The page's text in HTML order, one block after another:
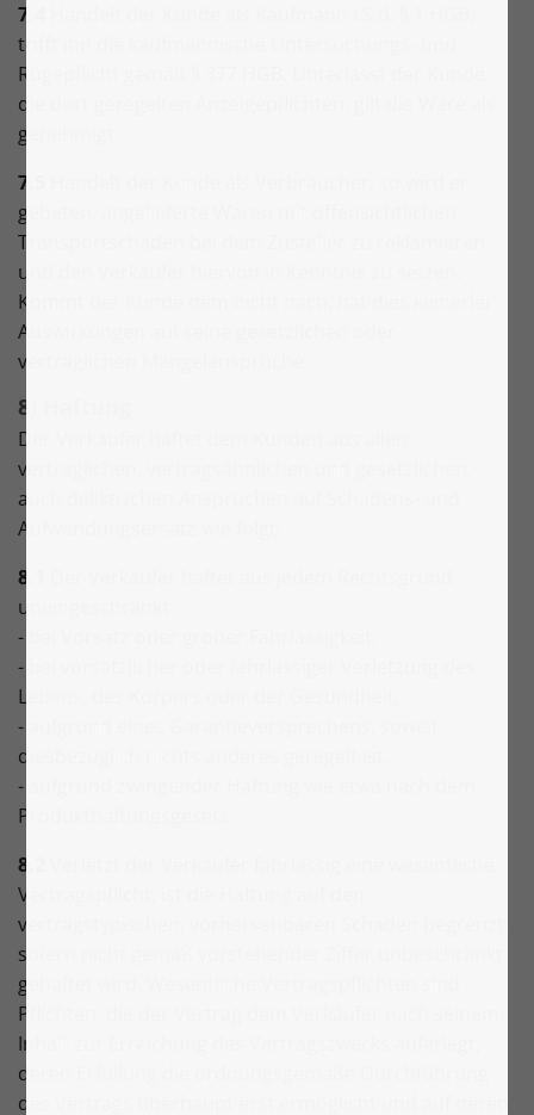
7.4
trifft ihn die kaufmännische Untersuchungs- und
Rügepflicht gemäß § 377 HGB. Unterlässt der Kunde
die dort geregelten Anzeigepflichten, gilt die Ware als
genehmigt.
7.5
gebeten, angelieferte Waren mit offensichtlichen
Transportschäden bei dem Zusteller zu reklamieren
und den Verkäufer hiervon in Kenntnis zu setzen.
Kommt der Kunde dem nicht nach, hat dies keinerlei
Auswirkungen auf seine gesetzlichen oder
vertraglichen Mängelansprüche.
8) Haftung
Der Verkäufer haftet dem Kunden aus allen
vertraglichen, vertragsähnlichen und gesetzlichen,
auch deliktischen Ansprüchen auf Schadens- und
Aufwendungsersatz wie folgt:
8.1
uneingeschränkt
- bei Vorsatz oder grober Fahrlässigkeit,
- bei vorsätzlicher oder fahrlässiger Verletzung des
Lebens, des Körpers oder der Gesundheit,
- aufgrund eines Garantieversprechens, soweit
diesbezüglich nichts anderes geregelt ist,
- aufgrund zwingender Haftung wie etwa nach dem
Produkthaftungsgesetz.
8.2
Vertragspflicht, ist die Haftung auf den
vertragstypischen, vorhersehbaren Schaden begrenzt,
sofern nicht gemäß vorstehender Ziffer unbeschränkt
gehaftet wird. Wesentliche Vertragspflichten sind
Pflichten, die der Vertrag dem Verkäufer nach seinem
Inhalt zur Erreichung des Vertragszwecks auferlegt,
deren Erfüllung die ordnungsgemäße Durchführung
des Vertrags überhaupt erst ermöglicht und auf deren